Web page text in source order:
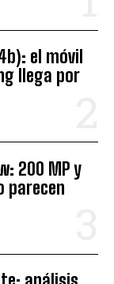
el móvil
llega por
200 MP y
parecen